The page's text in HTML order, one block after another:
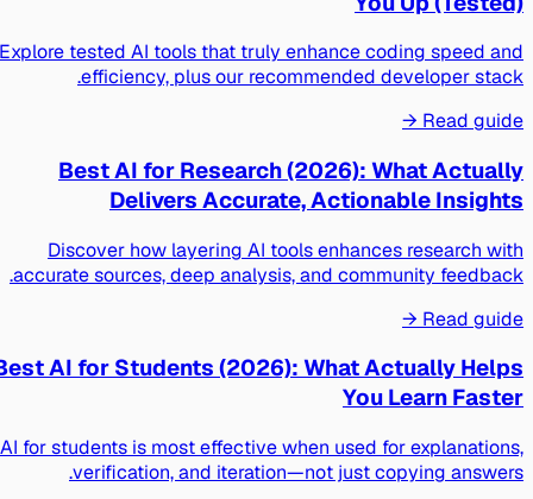
Explore tested AI tools that truly enhance coding speed and
efficiency, plus our recommended developer stack.
Read guide →
Best AI for Research (2026): What Actually
Delivers Accurate, Actionable Insights
Discover how layering AI tools enhances research with
accurate sources, deep analysis, and community feedback.
Read guide →
Best AI for Students (2026): What Actually Helps
You Learn Faster
AI for students is most effective when used for explanations,
verification, and iteration—not just copying answers.